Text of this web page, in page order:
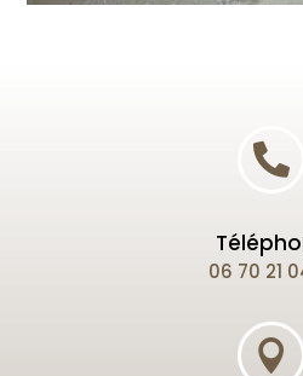

06 70 21
